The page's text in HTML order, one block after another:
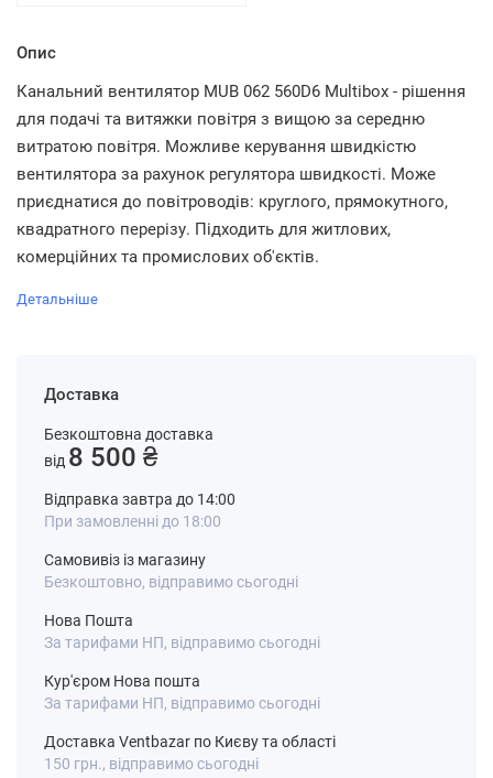
Опис
Канальний вентилятор MUB 062 560D6 Multibox - рішення
для подачі та витяжки повітря з вищою за середню
витратою повітря. Можливе керування швидкістю
вентилятора за рахунок регулятора швидкості. Може
приєднатися до повітроводів: круглого, прямокутного,
квадратного перерізу. Підходить для житлових,
комерційних та промислових об'єктів.
Детальніше
Доставка
Безкоштовна доставка
від 8 500 ₴
Відправка завтра до 14:00
При замовленні до 18:00
Самовивіз із магазину
Безкоштовно, відправимо сьогодні
Нова Пошта
За тарифами НП, відправимо сьогодні
Кур'єром Нова пошта
За тарифами НП, відправимо сьогодні
Доставка Ventbazar по Києву та області
150 грн., відправимо сьогодні